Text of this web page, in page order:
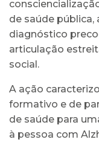
de saúde pública,
diagnóstico
articulação
social.
A ação
formativo e de
de saúde para
à pessoa com